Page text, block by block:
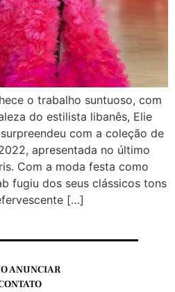
o trabalho suntuoso, com
do estilista libanês, Elie
com a coleção de
apresentada no último
Com a moda festa como
fugiu dos seus clássicos tons
[…]
ANUNCIAR